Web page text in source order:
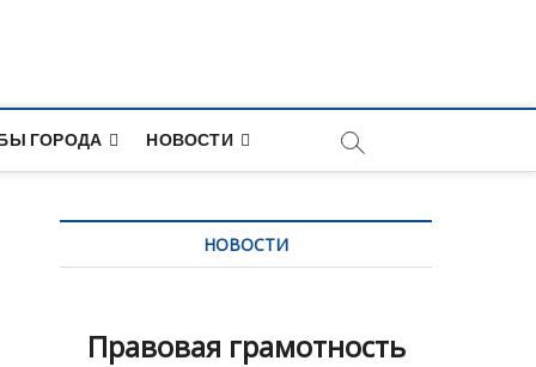
ГОРОДА НОВОСТИ
НОВОСТИ
Правовая грамотность